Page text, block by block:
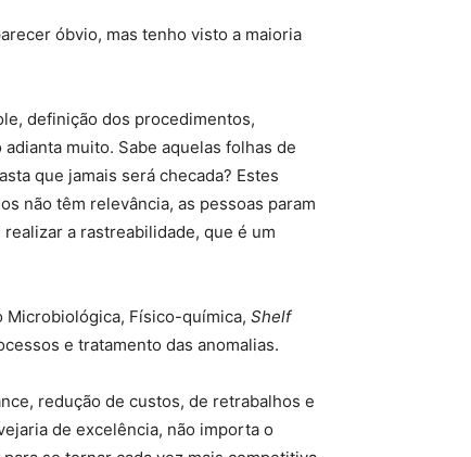
óbvio, mas tenho visto a maioria
definição dos procedimentos,
muito. Sabe aquelas folhas de
que jamais será checada? Estes
não têm relevância, as pessoas param
a rastreabilidade, que é um
Microbiológica, Físico-química, Shelf
e tratamento das anomalias.
redução de custos, de retrabalhos e
de excelência, não importa o